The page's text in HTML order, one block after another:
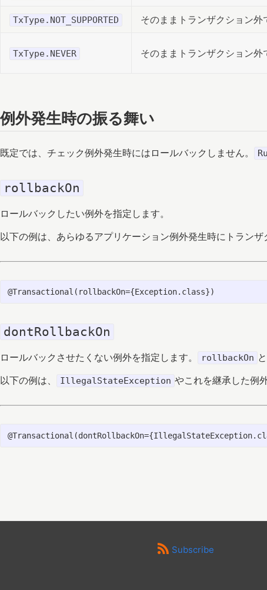
TxType.NOT_SUPPORTED そのままトランザクション外
TxType.NEVER そのままトランザクション外
例外発生時の振る舞い
既定では、チェック例外発生時にはロールバックしません。
rollbackOn
ロールバックしたい例外を指定します。
以下の例は、あらゆるアプリケーション例外発生時にトラン
dontRollbackOn
ロールバックさせたくない例外を指定します。 rollbackOn と
以下の例は、
IllegalStateException やこれを継承した例
Subscribe